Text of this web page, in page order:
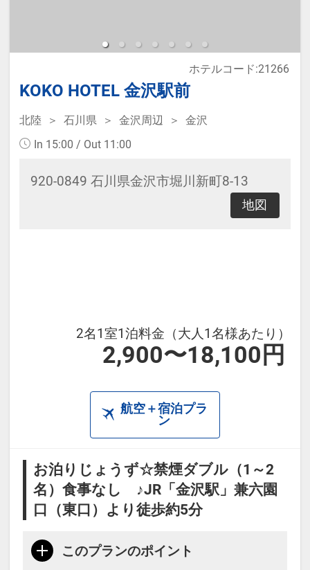
≪お部屋タイプ≫シングル＆セミダ
ブル バス・トイレ付 7平米
※1ベッドです。2名様で1室をご予
約の場合、おふたりでベッド1台を
ご利用いただきます。
宿泊税が必要な場合は現地払いとな
【セルフうどん】12：00～22：
00（数量限定）
【ポップコーン】15：00～21：00
【ドリンクバー】5：00～24：00
・館内には50.000冊の漫画が設置さ
れており、ご滞在中はお部屋でゆっ
くりお読みいただけます
※状況により食事内容・食事場所が
変更となる場合がございます。
本プランは価格変動制です。
KOKO HOTEL 金沢駅前
ホテルコード:21266
北陸 石川県 金沢周辺
金沢
In 15:00 / Out 11:00
920-0849 石川県金沢市堀川新町8-13
地図
2名1室1泊料金（大人1名様あたり）
2,900〜18,100円
航空＋宿泊プラ
ン
お泊りじょうず☆禁煙ダブル（1～2
名）食事なし ♪JR「金沢駅」兼六園
口（東口）より徒歩約5分
このプランのポイント